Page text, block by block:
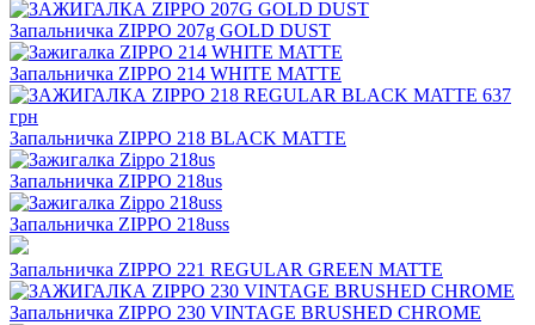
Запальничка ZIPPO 207g GOLD DUST
Запальничка ZIPPO 214 WHITE MATTE
Запальничка ZIPPO 218 BLACK MATTE
Запальничка ZIPPO 218us
Запальничка ZIPPO 218uss
Запальничка ZIPPO 221 REGULAR GREEN MATTE
Запальничка ZIPPO 230 VINTAGE BRUSHED CHROME